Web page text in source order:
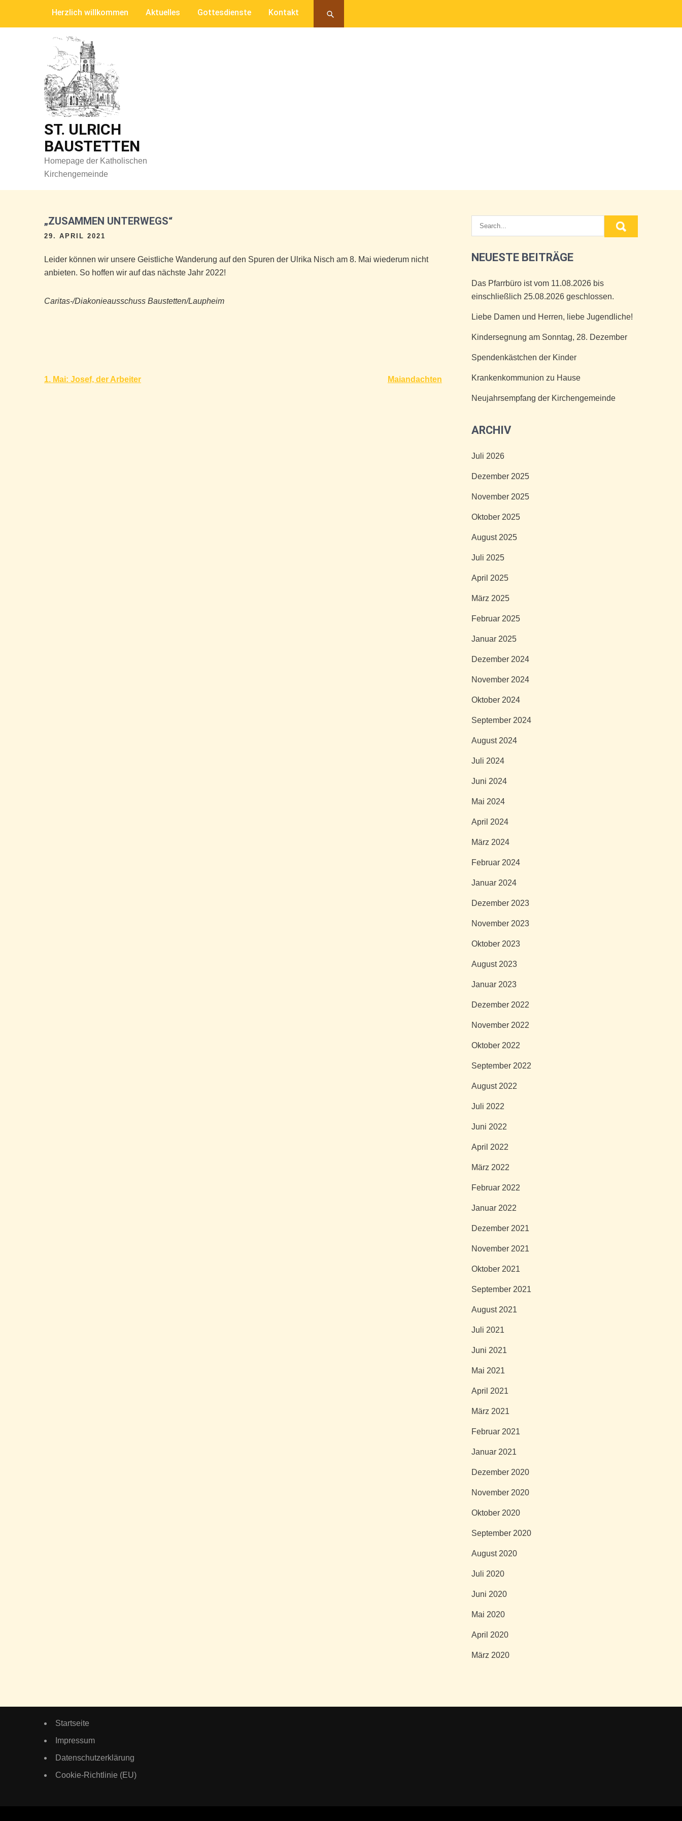
Herzlich willkommen Aktuelles Gottesdienste Kontakt
ST. ULRICH
BAUSTETTEN
Homepage der Katholischen
Kirchengemeinde
„ZUSAMMEN UNTERWEGS“
29. APRIL 2021
Leider können wir unsere Geistliche Wanderung auf den Spuren der Ulrika Nisch am 8. Mai wiederum nicht
anbieten. So hoffen wir auf das nächste Jahr 2022!
Caritas-/Diakonieausschuss Baustetten/Laupheim
Beitragsnavigation
1. Mai: Josef, der Arbeiter Maiandachten
NEUESTE BEITRÄGE
Das Pfarrbüro ist vom 11.08.2026 bis
einschließlich 25.08.2026 geschlossen.
Liebe Damen und Herren, liebe Jugendliche!
Kindersegnung am Sonntag, 28. Dezember
Spendenkästchen der Kinder
Krankenkommunion zu Hause
Neujahrsempfang der Kirchengemeinde
ARCHIV
Juli 2026
Dezember 2025
November 2025
Oktober 2025
August 2025
Juli 2025
April 2025
März 2025
Februar 2025
Januar 2025
Dezember 2024
November 2024
Oktober 2024
September 2024
August 2024
Juli 2024
Juni 2024
Mai 2024
April 2024
März 2024
Februar 2024
Januar 2024
Dezember 2023
November 2023
Oktober 2023
August 2023
Januar 2023
Dezember 2022
November 2022
Oktober 2022
September 2022
August 2022
Juli 2022
Juni 2022
April 2022
März 2022
Februar 2022
Januar 2022
Dezember 2021
November 2021
Oktober 2021
September 2021
August 2021
Juli 2021
Juni 2021
Mai 2021
April 2021
März 2021
Februar 2021
Januar 2021
Dezember 2020
November 2020
Oktober 2020
September 2020
August 2020
Juli 2020
Juni 2020
Mai 2020
April 2020
März 2020
Startseite
Impressum
Datenschutzerklärung
Cookie-Richtlinie (EU)